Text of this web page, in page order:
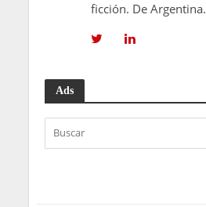
ficción. De Argentina.
Ads